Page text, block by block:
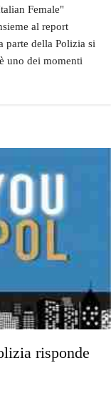
Female"
al report
parte della Polizia si
uno dei momenti
risponde